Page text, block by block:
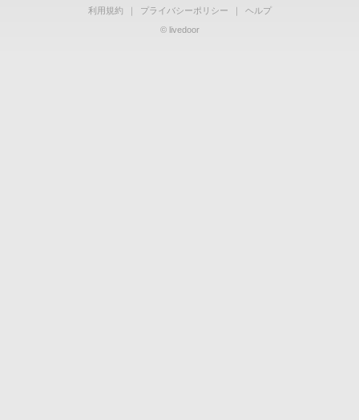
利用規約 ｜ プライバシーポリシー ｜
ヘルプ
© livedoor